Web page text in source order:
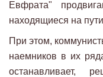
Евфрата"
находящиеся на
При этом,
наемников в их
останавливает,